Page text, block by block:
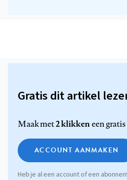
Gratis dit artikel
Maak met2 klikkeneen
ACCOUNT AANMAKEN
Heb je al een account of een